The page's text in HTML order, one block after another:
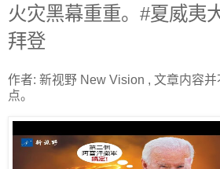
火灾黑幕重重。#夏威夷
拜登
作者: 新视野 New Vision , 文章内容
点。